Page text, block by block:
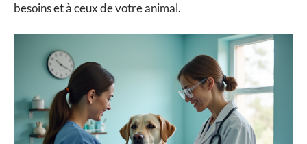
besoins et à ceux de votre animal.